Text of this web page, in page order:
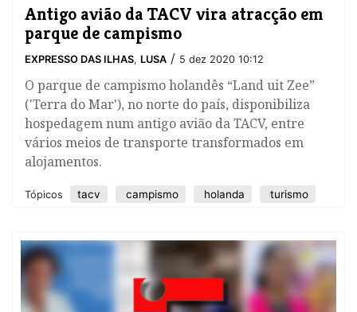
Antigo avião da TACV vira atracção em
parque de campismo
EXPRESSO DAS ILHAS, LUSA / 5 dez 2020 10:12
O parque de campismo holandês “Land uit Zee”
('Terra do Mar'), no norte do país, disponibiliza
hospedagem num antigo avião da TACV, entre
vários meios de transporte transformados em
alojamentos.
Tópicos tacv campismo holanda turismo